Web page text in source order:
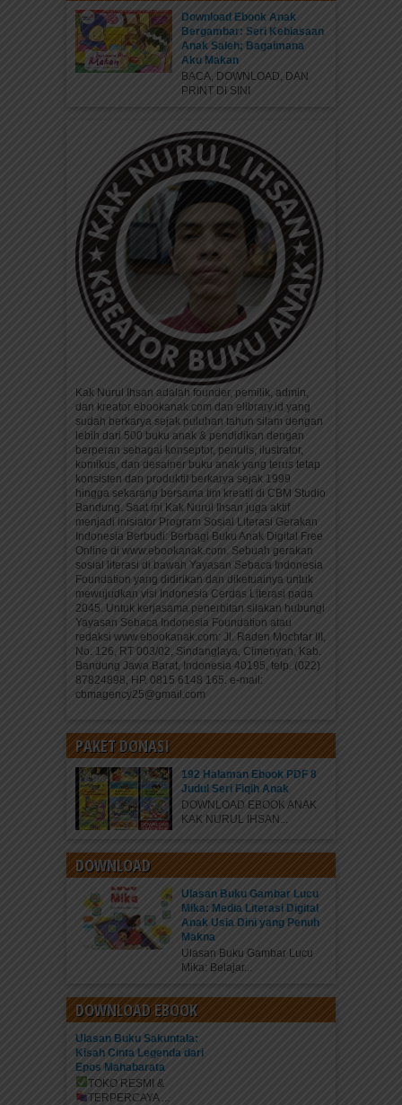
Download Ebook Anak
Bergambar: Seri Kebiasaan
Anak Saleh; Bagaimana
Aku Makan
BACA, DOWNLOAD, DAN
PRINT DI SINI
Kak Nurul Ihsan adalah founder, pemilik, admin,
dan kreator ebookanak.com dan elibrary.id yang
sudah berkarya sejak puluhan tahun silam dengan
lebih dari 500 buku anak & pendidikan dengan
berperan sebagai konseptor, penulis, ilustrator,
komikus, dan desainer buku anak yang terus tetap
konsisten dan produktif berkarya sejak 1999
hingga sekarang bersama tim kreatif di CBM Studio
Bandung. Saat ini Kak Nurul Ihsan juga aktif
menjadi inisiator Program Sosial Literasi Gerakan
Indonesia Berbudi: Berbagi Buku Anak Digital Free
Online di www.ebookanak.com. Sebuah gerakan
sosial literasi di bawah Yayasan Sebaca Indonesia
Foundation yang didirikan dan diketuainya untuk
mewujudkan visi Indonesia Cerdas Literasi pada
2045. Untuk kerjasama penerbitan silakan hubungi
Yayasan Sebaca Indonesia Foundation atau
redaksi www.ebookanak.com: Jl. Raden Mochtar III,
No. 126, RT 003/02, Sindanglaya, Cimenyan, Kab.
Bandung Jawa Barat, Indonesia 40195, telp. (022)
87824898, HP. 0815 6148 165. e-mail:
cbmagency25@gmail.com
PAKET DONASI
192 Halaman Ebook PDF 8
Judul Seri Fiqih Anak
DOWNLOAD EBOOK ANAK
KAK NURUL IHSAN...
DOWNLOAD
Ulasan Buku Gambar Lucu
Mika: Media Literasi Digital
Anak Usia Dini yang Penuh
Makna
Ulasan Buku Gambar Lucu
Mika: Belajar...
DOWNLOAD EBOOK
Ulasan Buku Sakuntala:
Kisah Cinta Legenda dari
Epos Mahabarata
TOKO RESMI &
TERPERCAYA ...